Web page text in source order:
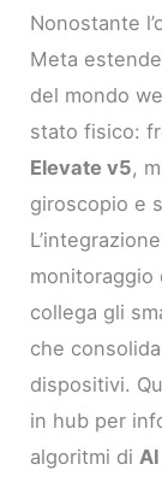
Nonostante
Meta
del mondo
stato fisico:
Elevate v5,
giroscopio e
collega gli
che
dispositivi.
in hub per
algoritmi di AI